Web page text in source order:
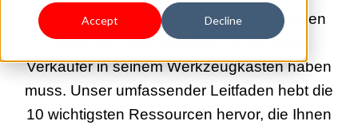
Accept Decline
Entdecken Sie die wichtigsten kostenlosen
Tools zur Produktrecherche, die jeder
Verkäufer in seinem Werkzeugkasten haben
muss. Unser umfassender Leitfaden hebt die
10 wichtigsten Ressourcen hervor, die Ihnen